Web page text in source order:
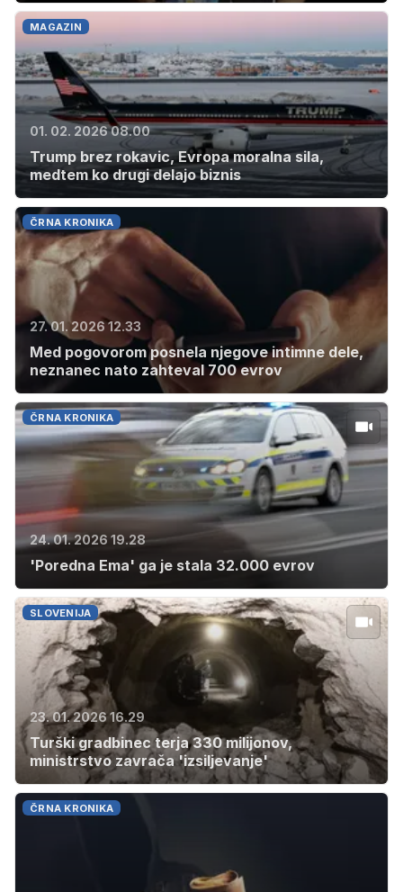
MAGAZIN
01. 02. 2026 08.00
Trump brez rokavic, Evropa moralna sila,
medtem ko drugi delajo biznis
ČRNA KRONIKA
27. 01. 2026 12.33
Med pogovorom posnela njegove intimne dele,
neznanec nato zahteval 700 evrov
ČRNA KRONIKA
24. 01. 2026 19.28
'Poredna Ema' ga je stala 32.000 evrov
SLOVENIJA
23. 01. 2026 16.29
Turški gradbinec terja 330 milijonov,
ministrstvo zavrača 'izsiljevanje'
ČRNA KRONIKA